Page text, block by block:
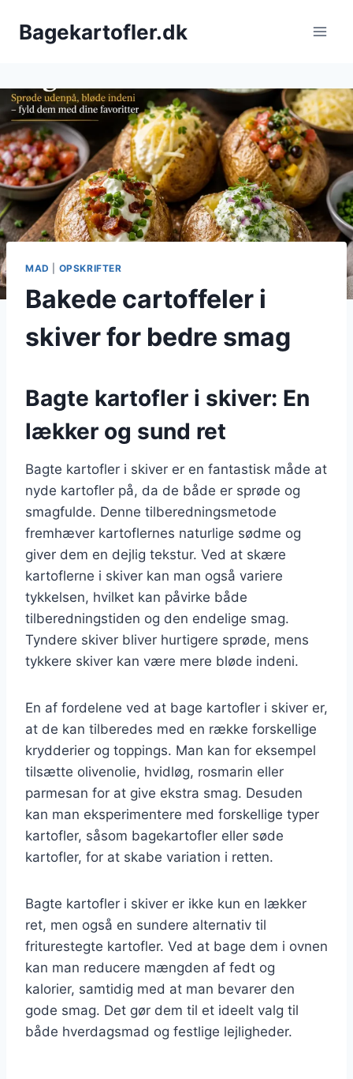
Bagekartofler.dk
MAD OPSKRIFTER
Bakede cartoffeler i
skiver for bedre smag
Bagte kartofler i skiver: En
lækker og sund ret
Bagte kartofler i skiver er en fantastisk måde at
nyde kartofler på, da de både er sprøde og
smagfulde. Denne tilberedningsmetode
fremhæver kartoflernes naturlige sødme og
giver dem en dejlig tekstur. Ved at skære
kartoflerne i skiver kan man også variere
tykkelsen, hvilket kan påvirke både
tilberedningstiden og den endelige smag.
Tyndere skiver bliver hurtigere sprøde, mens
tykkere skiver kan være mere bløde indeni.
En af fordelene ved at bage kartofler i skiver er,
at de kan tilberedes med en række forskellige
krydderier og toppings. Man kan for eksempel
tilsætte olivenolie, hvidløg, rosmarin eller
parmesan for at give ekstra smag. Desuden
kan man eksperimentere med forskellige typer
kartofler, såsom bagekartofler eller søde
kartofler, for at skabe variation i retten.
Bagte kartofler i skiver er ikke kun en lækker
ret, men også en sundere alternativ til
friturestegte kartofler. Ved at bage dem i ovnen
kan man reducere mængden af fedt og
kalorier, samtidig med at man bevarer den
gode smag. Det gør dem til et ideelt valg til
både hverdagsmad og festlige lejligheder.